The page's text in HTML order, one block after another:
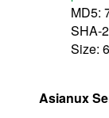
MD5:
SHA-
Size:
Asianux